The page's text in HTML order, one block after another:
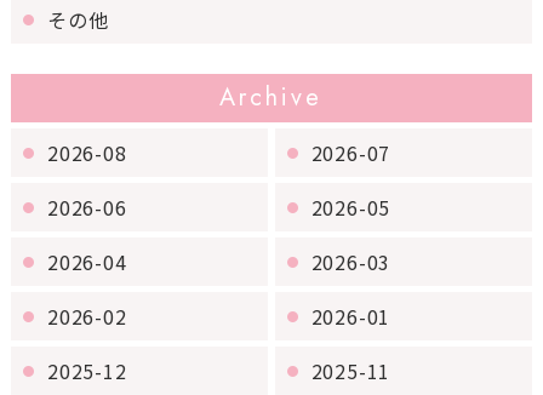
その他
Archive
2026-08
2026-07
2026-06
2026-05
2026-04
2026-03
2026-02
2026-01
2025-12
2025-11